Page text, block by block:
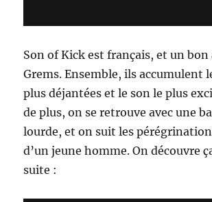
Son of Kick est français, et un bon
Grems. Ensemble, ils accumulent
plus déjantées et le son le plus
de plus, on se retrouve avec une
lourde, et on suit les
d’un jeune homme. On découvre
suite :